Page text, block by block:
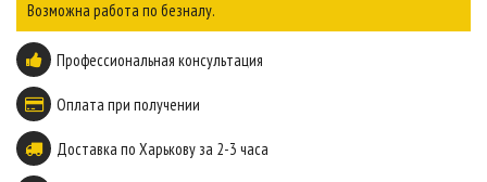
Возможна работа по безналу.
Профессиональная консультация
Оплата при получении
Доставка по Харькову за 2-3 часа